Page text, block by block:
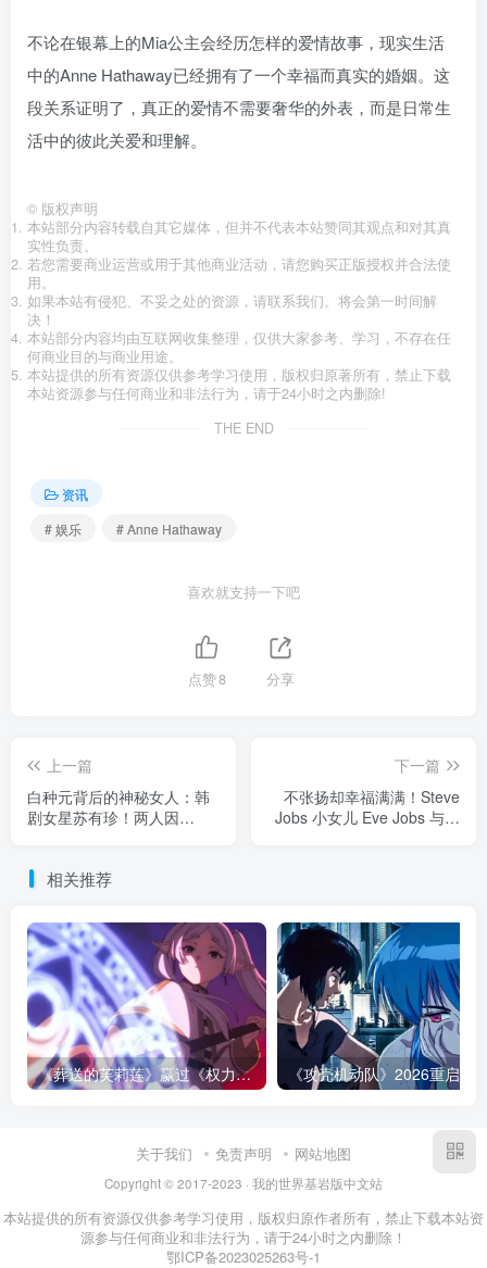
不论在银幕上的Mia公主会经历怎样的爱情故事，现实生活
中的Anne Hathaway已经拥有了一个幸福而真实的婚姻。这
段关系证明了，真正的爱情不需要奢华的外表，而是日常生
活中的彼此关爱和理解。
© 版权声明
本站部分内容转载自其它媒体，但并不代表本站赞同其观点和对其真
实性负责。
若您需要商业运营或用于其他商业活动，请您购买正版授权并合法使
用。
如果本站有侵犯、不妥之处的资源，请联系我们。将会第一时间解
决！
本站部分内容均由互联网收集整理，仅供大家参考、学习，不存在任
何商业目的与商业用途。
本站提供的所有资源仅供参考学习使用，版权归原著所有，禁止下载
本站资源参与任何商业和非法行为，请于24小时之内删除!
THE END
资讯
# 娱乐
# Anne Hathaway
喜欢就支持一下吧
点赞8 分享
上一篇
白种元背后的神秘女人：韩
剧女星苏有珍！两人因
下一篇
不张扬却幸福满满！Steve
Jobs 小女儿 Eve Jobs 与奥
相关推荐
《葬送的芙莉莲》赢过《权力的游戏》的地方，不是魔法更多！而是从不糊弄代价！
关于我们 免责声明 网站地图
Copyright © 2017-2023 · 我的世界基岩版中文站
本站提供的所有资源仅供参考学习使用，版权归原作者所有，禁止下载本站资
源参与任何商业和非法行为，请于24小时之内删除！
鄂ICP备2023025263号-1